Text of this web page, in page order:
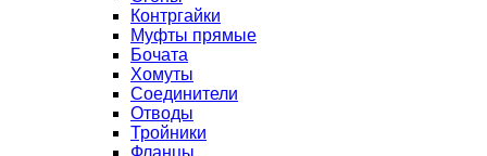
Контргайки
Муфты прямые
Бочата
Хомуты
Соединители
Отводы
Тройники